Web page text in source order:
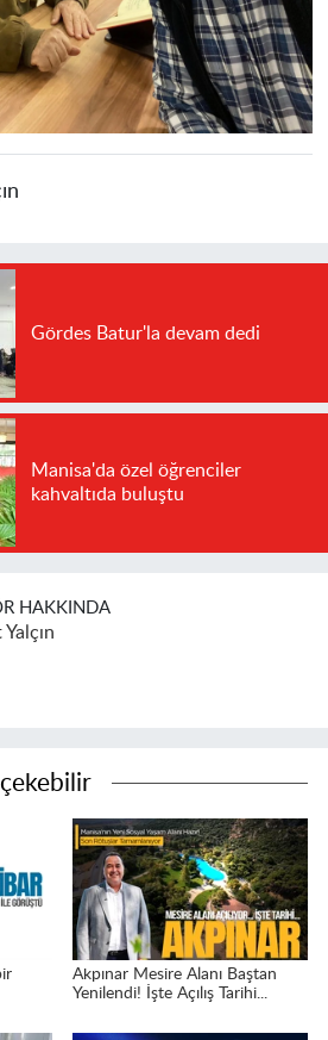
Gördes Batur'la devam dedi
Manisa'da özel öğrenciler
kahvaltıda buluştu
HAKKINDA
Akpınar Mesire Alanı Baştan
Yenilendi! İşte Açılış Tarihi...